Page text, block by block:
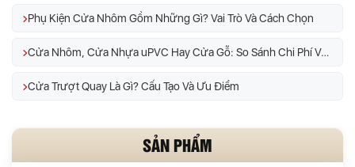
Phụ Kiện Cửa Nhôm Gồm Những Gì? Vai Trò Và Cách Chọn
Cửa Nhôm, Cửa Nhựa uPVC Hay Cửa Gỗ: So Sánh Chi Phí Và Độ Bền
Cửa Trượt Quay Là Gì? Cấu Tạo Và Ưu Điểm
SẢN PHẨM